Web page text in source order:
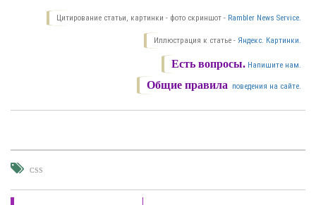
Цитирование статьи, картинки - фото скриншот - Rambler News Service.
Иллюстрация к статье - Яндекс. Картинки.
Есть вопросы. Напишите нам.
Общие правила поведения на сайте.
CSS